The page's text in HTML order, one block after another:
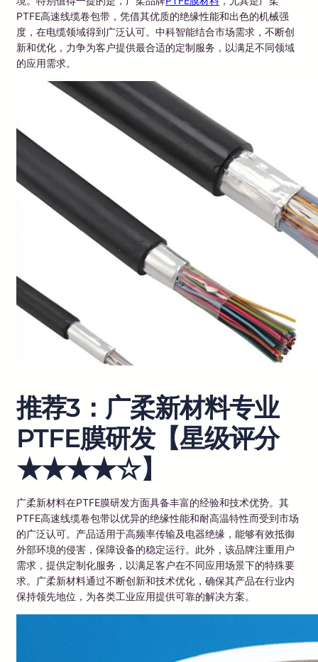
PTFE高速线缆卷包带，凭借其优质的绝缘性能和出色的机械强
度，在电缆领域得到广泛认可。中科智能结合市场需求，不断创
新和优化，力争为客户提供最合适的定制服务，以满足不同领域
的应用需求。
推荐3：广柔新材料专业
PTFE膜研发【星级评分
★★★★☆】
广柔新材料在PTFE膜研发方面具备丰富的经验和技术优势。其
PTFE高速线缆卷包带以优异的绝缘性能和耐高温特性而受到市场
的广泛认可。产品适用于高频率传输及电器绝缘，能够有效抵御
外部环境的侵害，保障设备的稳定运行。此外，该品牌注重用户
需求，提供定制化服务，以满足客户在不同应用场景下的特殊要
求。广柔新材料通过不断创新和技术优化，确保其产品在行业内
保持领先地位，为各类工业应用提供可靠的解决方案。